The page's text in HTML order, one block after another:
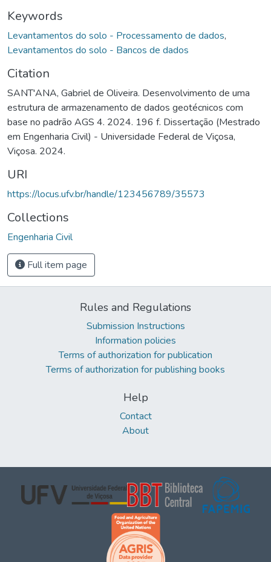
Keywords
Levantamentos do solo - Processamento de dados,
Levantamentos do solo - Bancos de dados
Citation
SANT'ANA, Gabriel de Oliveira. Desenvolvimento de uma
estrutura de armazenamento de dados geotécnicos com
base no padrão AGS 4. 2024. 196 f. Dissertação (Mestrado
em Engenharia Civil) - Universidade Federal de Viçosa,
Viçosa. 2024.
URI
https://locus.ufv.br/handle/123456789/35573
Collections
Engenharia Civil
Full item page
Rules and Regulations
Submission Instructions
Information policies
Terms of authorization for publication
Terms of authorization for publishing books
Help
Contact
About